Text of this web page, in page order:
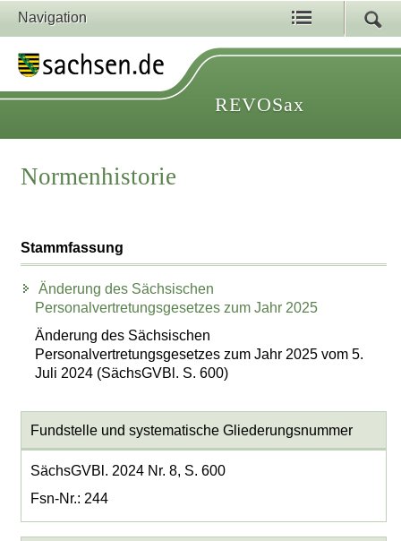
Navigation
REVOSax
Normenhistorie
Stammfassung
Änderung des Sächsischen
Personalvertretungsgesetzes zum Jahr 2025
Änderung des Sächsischen
Personalvertretungsgesetzes zum Jahr 2025 vom 5.
Juli 2024 (SächsGVBl. S. 600)
Fundstelle und systematische Gliederungsnummer
SächsGVBl. 2024 Nr. 8, S. 600
Fsn-Nr.: 244